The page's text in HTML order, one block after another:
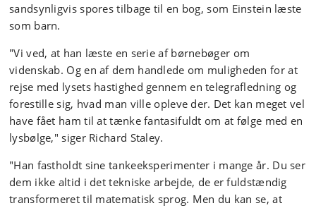
sandsynligvis spores tilbage til en bog, som Einstein læste
som barn.
"Vi ved, at han læste en serie af børnebøger om
videnskab. Og en af dem handlede om muligheden for at
rejse med lysets hastighed gennem en telegrafledning og
forestille sig, hvad man ville opleve der. Det kan meget vel
have fået ham til at tænke fantasifuldt om at følge med en
lysbølge," siger Richard Staley.
"Han fastholdt sine tankeeksperimenter i mange år. Du ser
dem ikke altid i det tekniske arbejde, de er fuldstændig
transformeret til matematisk sprog. Men du kan se, at